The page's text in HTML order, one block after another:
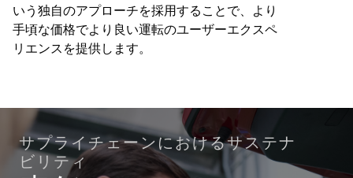
いう独自のアプローチを採用することで、より
手頃な価格でより良い運転のユーザーエクスペ
リエンスを提供します。
サプライチェーンにおけるサステナ
ビリティ